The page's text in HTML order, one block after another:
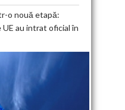
o nouă etapă:
au intrat oficial în